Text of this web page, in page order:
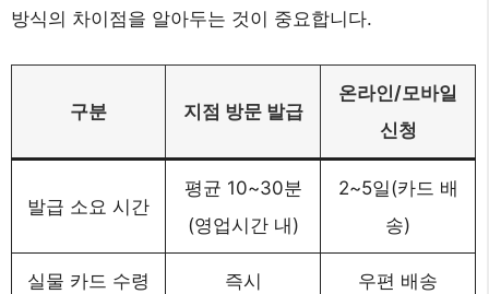
방식의 차이점을 알아두는 것이 중요합니다.
구분 지점 방문 발급
온라인/모바일
신청
발급 소요 시간
평균 10~30분
(영업시간 내)
2~5일(카드 배
송)
실물 카드 수령 즉시 우편 배송